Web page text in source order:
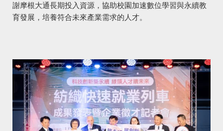
謝摩根大通長期投入資源，協助校園加速數位學習與永續教
育發展，培養符合未來產業需求的人才。